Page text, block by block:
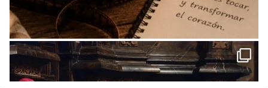
Mons. Sergi Gordo, bisbe de Tortosa, ha
presidit aquest 27 de juliol la missa de Les
Santes de Mataró.
🔗tinyurl.com/cvu5jmbk
📸 J. Merino